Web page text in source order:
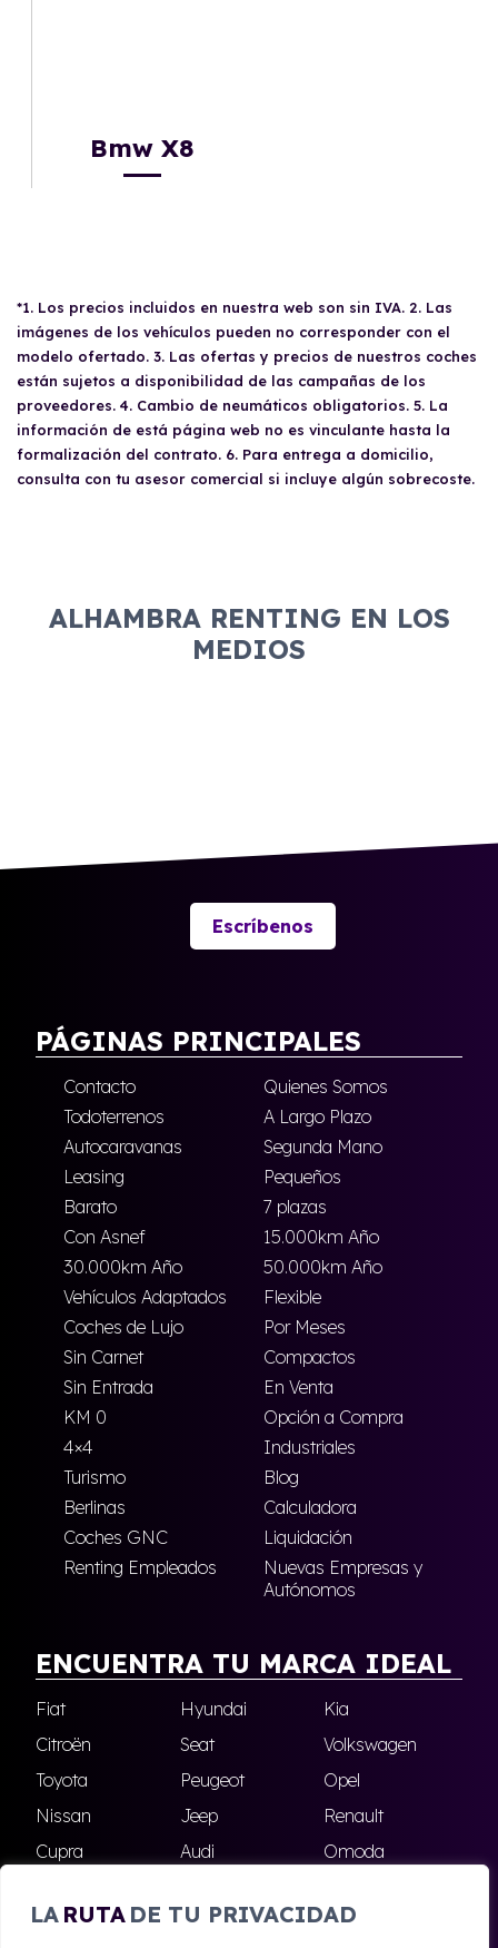
LA RUTA DE TU PRIVACIDAD
Bmw X8
*1. Los precios incluidos en nuestra web son sin IVA. 2. Las
imágenes de los vehículos pueden no corresponder con el
modelo ofertado. 3. Las ofertas y precios de nuestros coches
están sujetos a disponibilidad de las campañas de los
proveedores. 4. Cambio de neumáticos obligatorios. 5. La
información de está página web no es vinculante hasta la
formalización del contrato. 6. Para entrega a domicilio,
consulta con tu asesor comercial si incluye algún sobrecoste.
ALHAMBRA RENTING EN LOS
MEDIOS
Escríbenos
PÁGINAS PRINCIPALES
Contacto
Quienes Somos
Todoterrenos
A Largo Plazo
Autocaravanas
Segunda Mano
Leasing
Pequeños
Barato
7 plazas
Con Asnef
15.000km Año
30.000km Año
50.000km Año
Vehículos Adaptados
Flexible
Coches de Lujo
Por Meses
Sin Carnet
Compactos
Sin Entrada
En Venta
KM 0
Opción a Compra
4×4
Industriales
Turismo
Blog
Berlinas
Calculadora
Coches GNC
Liquidación
Renting Empleados
Nuevas Empresas y
Autónomos
ENCUENTRA TU MARCA IDEAL
Fiat Hyundai
Kia
Citroën
Seat
Volkswagen
Toyota
Peugeot
Opel
Nissan
Jeep
Renault
Cupra
Audi
Omoda
Skoda
Ford Todas las marcas